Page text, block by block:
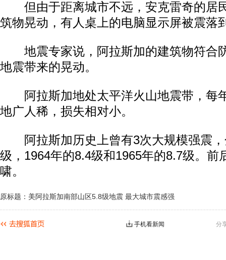
但由于距离城市不远，安克雷奇的居
筑物晃动，有人桌上的电脑显示屏被震落
地震专家说，阿拉斯加的建筑物符合
地震带来的晃动。
阿拉斯加地处太平洋火山地震带，每
地广人稀，损失相对小。
阿拉斯加历史上曾有3次大规模强震，
级，1964年的8.4级和1965年的8.7级。前
啸。
原标题：美阿拉斯加南部山区5.8级地震 最大城市震感强
分
手机看新闻